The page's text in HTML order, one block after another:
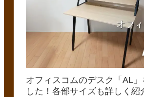
オフィスコムのデスク「AL」
した！各部サイズも詳しく紹